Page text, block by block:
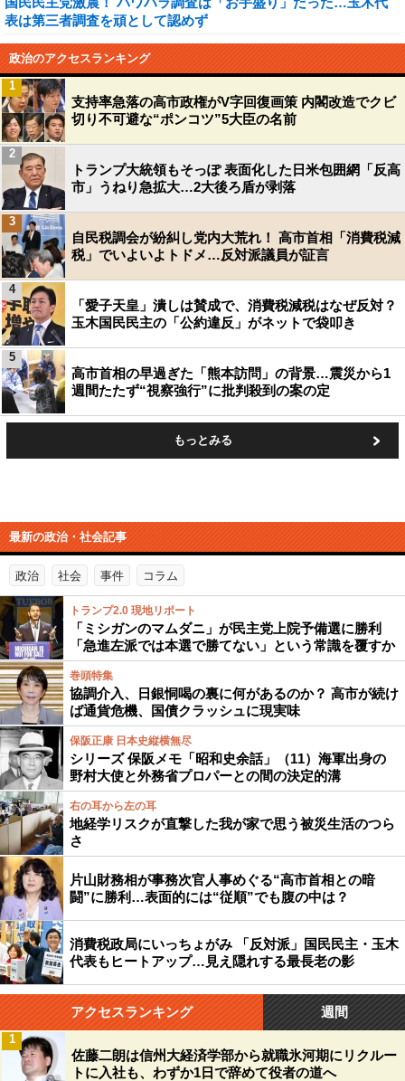
表は第三者調査を頑として認めず
政治のアクセスランキング
支持率急落の高市政権がV字回復画策 内閣改造でクビ
切り不可避な“ポンコツ”5大臣の名前
1
トランプ大統領もそっぽ 表面化した日米包囲網「反高
市」うねり急拡大…2大後ろ盾が剥落
2
自民税調会が紛糾し党内大荒れ！ 高市首相「消費税減
税」でいよいよトドメ…反対派議員が証言
3
「愛子天皇」潰しは賛成で、消費税減税はなぜ反対？
玉木国民民主の「公約違反」がネットで袋叩き
4
高市首相の早過ぎた「熊本訪問」の背景…震災から1
週間たたず“視察強行”に批判殺到の案の定
5
もっとみる
最新の政治・社会記事
政治 社会 事件 コラム
トランプ2.0 現地リポート
「ミシガンのマムダニ」が民主党上院予備選に勝利
「急進左派では本選で勝てない」という常識を覆すか
巻頭特集
協調介入、日銀恫喝の裏に何があるのか？ 高市が続け
ば通貨危機、国債クラッシュに現実味
保阪正康 日本史縦横無尽
シリーズ 保阪メモ「昭和史余話」（11）海軍出身の
野村大使と外務省プロパーとの間の決定的溝
右の耳から左の耳
地経学リスクが直撃した我が家で思う被災生活のつら
さ
片山財務相が事務次官人事めぐる“高市首相との暗
闘”に勝利…表面的には“従順”でも腹の中は？
消費税政局にいっちょがみ 「反対派」国民民主・玉木
代表もヒートアップ…見え隠れする最長老の影
アクセスランキング 週間
佐藤二朗は信州大経済学部から就職氷河期にリクルー
トに入社も、わずか1日で辞めて役者の道へ
1